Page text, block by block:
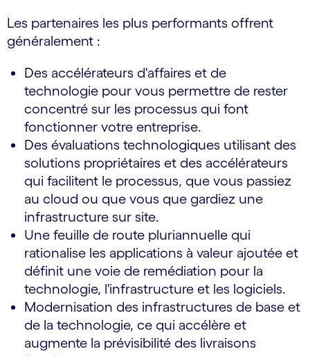
Les partenaires les plus performants offrent
généralement :
Des accélérateurs d'affaires et de
technologie pour vous permettre de rester
concentré sur les processus qui font
fonctionner votre entreprise.
Des évaluations technologiques utilisant des
solutions propriétaires et des accélérateurs
qui facilitent le processus, que vous passiez
au cloud ou que vous que gardiez une
infrastructure sur site.
Une feuille de route pluriannuelle qui
rationalise les applications à valeur ajoutée et
définit une voie de remédiation pour la
technologie, l'infrastructure et les logiciels.
Modernisation des infrastructures de base et
de la technologie, ce qui accélère et
augmente la prévisibilité des livraisons